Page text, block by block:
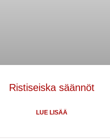
Ristiseiska säännöt
LUE LISÄÄ